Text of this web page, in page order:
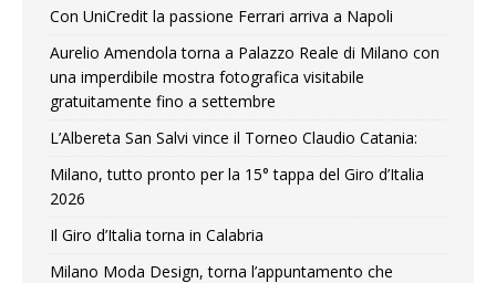
Con UniCredit la passione Ferrari arriva a Napoli
Aurelio Amendola torna a Palazzo Reale di Milano con
una imperdibile mostra fotografica visitabile
gratuitamente fino a settembre
L’Albereta San Salvi vince il Torneo Claudio Catania:
Milano, tutto pronto per la 15° tappa del Giro d’Italia
2026
Il Giro d’Italia torna in Calabria
Milano Moda Design, torna l’appuntamento che